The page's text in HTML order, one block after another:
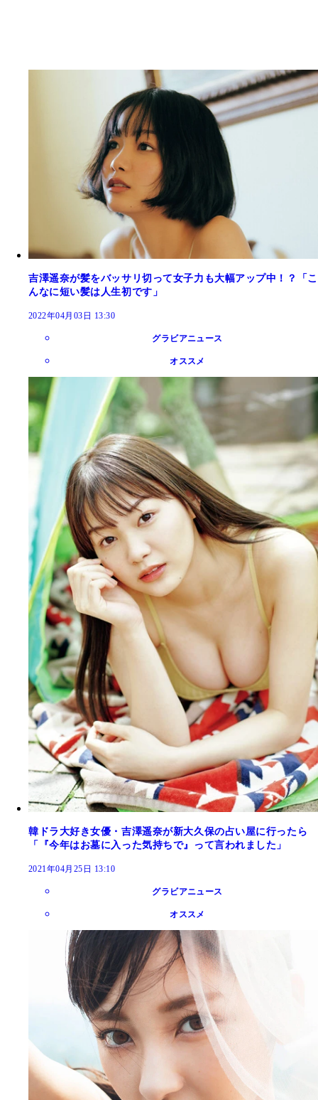
吉澤遥奈が髪をバッサリ切って女子力も大幅アップ中！？「こ
んなに短い髪は人生初です」
2022年04月03日 13:30
グラビアニュース
オススメ
韓ドラ大好き女優・吉澤遥奈が新大久保の占い屋に行ったら
「『今年はお墓に入った気持ちで』って言われました」
2021年04月25日 13:10
グラビアニュース
オススメ